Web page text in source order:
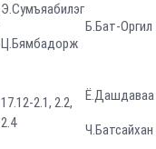
Э.Сумъяабилэг
Ц.Бямбадорж
Б.Бат-Оргил
17.12-2.1, 2.2,
2.4
Ё.Дашдаваа
Ч.Батсайхан